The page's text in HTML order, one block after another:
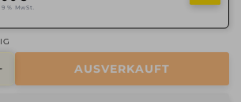
% MwSt.
AUSVERKAUFT